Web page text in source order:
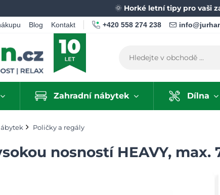
🌞 Horké letní tipy pro vaši
Blog Kontakt +420 558 274 238
Zahradní nábytek Dílna
Poličky a regály
nosností HEAVY,